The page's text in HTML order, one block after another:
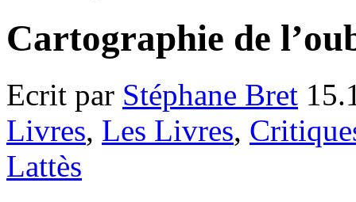
Cartographie de
Ecrit par Stéphane Bret
Livres, Les Livres,
Lattès